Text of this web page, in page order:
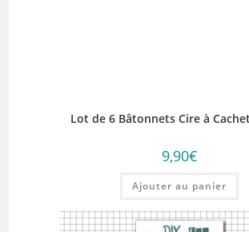
Lot de 6 Bâtonnets Cire à
9,90€
Ajouter au panier